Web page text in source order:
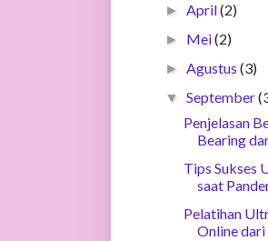
►April(2)
► Mei(2)
►Agustus(3)
▼September
Penjelasan
Bearing
Tips Sukses
saat
Pelatihan
Online dari